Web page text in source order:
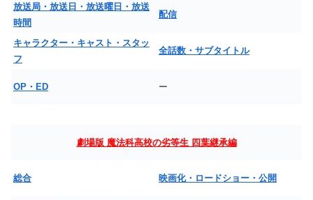
放送局・放送日・放送曜日・放送
時間
配信
キャラクター・キャスト・スタッ
フ
全話数・サブタイトル
OP・ED ー
劇場版 魔法科高校の劣等生 四葉継承編
総合 映画化・ロードショー・公開